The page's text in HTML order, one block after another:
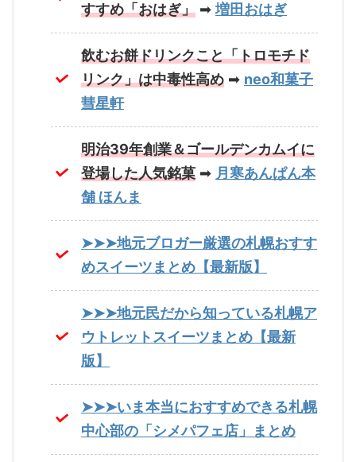
すすめ「おはぎ」 ➡ 増田おはぎ
飲むお餅ドリンクこと「トロモチド
リンク」は中毒性高め ➡ neo和菓子
彗星軒
明治39年創業＆ゴールデンカムイに
登場した人気銘菓 ➡ 月寒あんぱん本
舗 ほんま
➤➤➤地元ブロガー厳選の札幌おすす
めスイーツまとめ【最新版】
➤➤➤地元民だから知っている札幌ア
ウトレットスイーツまとめ【最新
版】
➤➤➤いま本当におすすめできる札幌
中心部の「シメパフェ店」まとめ